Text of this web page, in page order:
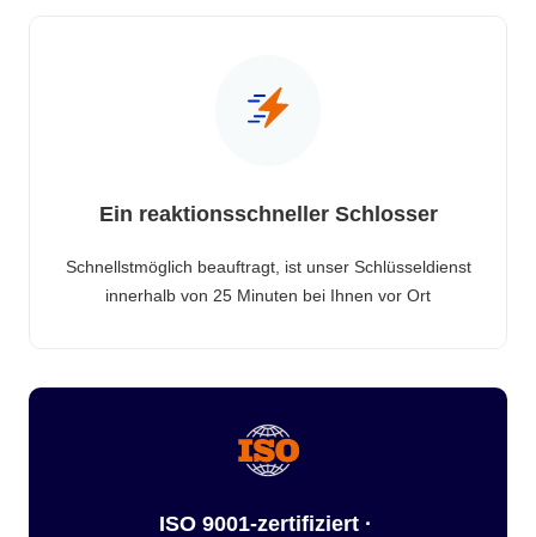
Ein reaktionsschneller Schlosser
Schnellstmöglich beauftragt, ist unser Schlüsseldienst
innerhalb von 25 Minuten bei Ihnen vor Ort
ISO 9001-zertifiziert ·